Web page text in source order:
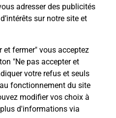
adresser des publicités
sur notre site et
et fermer" vous acceptez
"Ne pas accepter et
votre refus et seuls
fonctionnement du site
modifier vos choix à
d'informations via
code de la route
quelles
BEAUMONT SUR LEZE